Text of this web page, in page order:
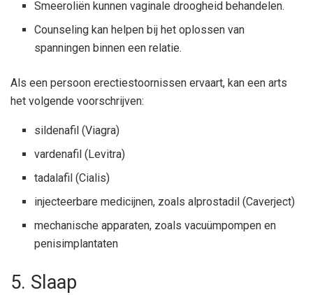
Smeeroliën kunnen vaginale droogheid behandelen.
Counseling kan helpen bij het oplossen van
spanningen binnen een relatie.
Als een persoon erectiestoornissen ervaart, kan een arts
het volgende voorschrijven:
sildenafil (Viagra)
vardenafil (Levitra)
tadalafil (Cialis)
injecteerbare medicijnen, zoals alprostadil (Caverject)
mechanische apparaten, zoals vacuümpompen en
penisimplantaten
5. Slaap